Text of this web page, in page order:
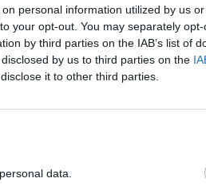
personal information utilized by us
your opt-out. You may separately
by third parties on the IAB’s list of
by us to third parties on the
it to other third parties.
data.
ειδικότητα της Γ’